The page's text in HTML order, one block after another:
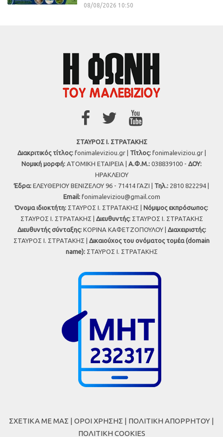
08/08/2026 10:50
ΣΤΑΥΡΟΣ Ι. ΣΤΡΑΤΑΚΗΣ
Διακριτικός τίτλος:fonimaleviziou.gr | Τίτλος:fonimaleviziou.gr |
Νομική μορφή: ΑΤΟΜΙΚΗ ΕΤΑΙΡΕΙΑ | Α.Φ.Μ.: 038839100 - ΔΟΥ:
ΗΡΑΚΛΕΙΟΥ
Έδρα: ΕΛΕΥΘΕΡΙΟΥ ΒΕΝΙΖΕΛΟΥ 96 - 71414 ΓΑΖΙ | Τηλ.: 2810 822294 |
Εmail: fonimaleviziou@gmail.com
Όνομα ιδιοκτήτη: ΣΤΑΥΡΟΣ Ι. ΣΤΡΑΤΑΚΗΣ | Νόμιμος εκπρόσωπος:
ΣΤΑΥΡΟΣ Ι. ΣΤΡΑΤΑΚΗΣ | Διευθυντής:ΣΤΑΥΡΟΣ Ι. ΣΤΡΑΤΑΚΗΣ
Διευθυντής σύνταξης:ΚΟΡΙΝΑ ΚΑΦΕΤΖΟΠΟΥΛΟΥ | Διαχειριστής:
ΣΤΑΥΡΟΣ Ι. ΣΤΡΑΤΑΚΗΣ | Δικαιούχος του ονόματος τομέα (domain
name):ΣΤΑΥΡΟΣ Ι. ΣΤΡΑΤΑΚΗΣ
ΣΧΕΤΙΚΑ ΜΕ ΜΑΣ | ΟΡΟΙ ΧΡΗΣΗΣ | ΠΟΛΙΤΙΚΗ ΑΠΟΡΡΗΤΟΥ |
ΠΟΛΙΤΙΚΗ COOKIES